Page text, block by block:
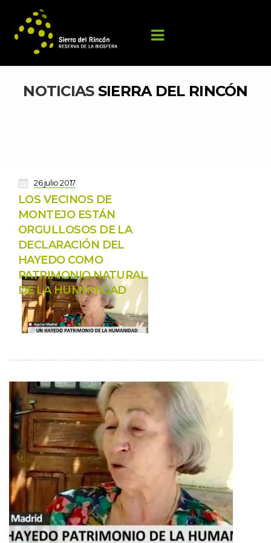
NOTICIAS SIERRA DEL RINCÓN
26 julio 2017
LOS VECINOS DE
MONTEJO ESTÁN
ORGULLOSOS DE LA
DECLARACIÓN DEL
HAYEDO COMO
PATRIMONIO NATURAL
DE LA HUMANIDAD